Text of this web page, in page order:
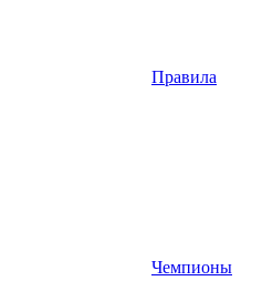
Правила
Чемпионы